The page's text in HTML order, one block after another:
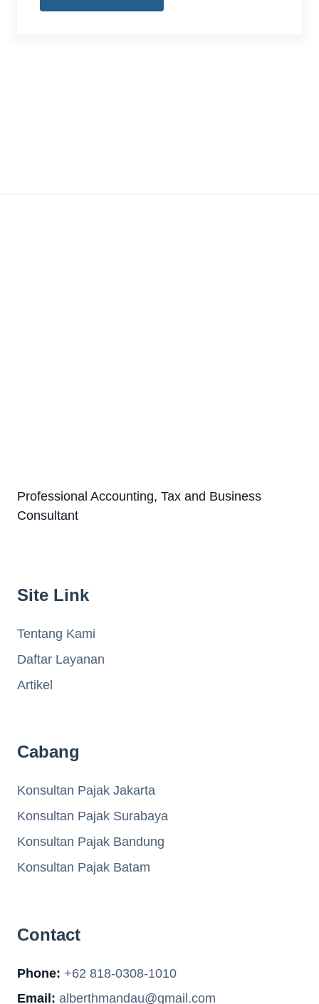
Professional Accounting, Tax and Business
Consultant
Site Link
Tentang Kami
Daftar Layanan
Artikel
Cabang
Konsultan Pajak Jakarta
Konsultan Pajak Surabaya
Konsultan Pajak Bandung
Konsultan Pajak Batam
Contact
Phone: +62 818-0308-1010
Email: alberthmandau@gmail.com